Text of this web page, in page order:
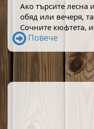
Ако търсите лесна
обяд или вечеря,
Сочните кюфтета,
чушка и покрити с
кашкавал, са
малко усилия, а
вкусен.
Повече